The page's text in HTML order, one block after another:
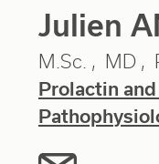
Julien
M.Sc. MD
Prolactin